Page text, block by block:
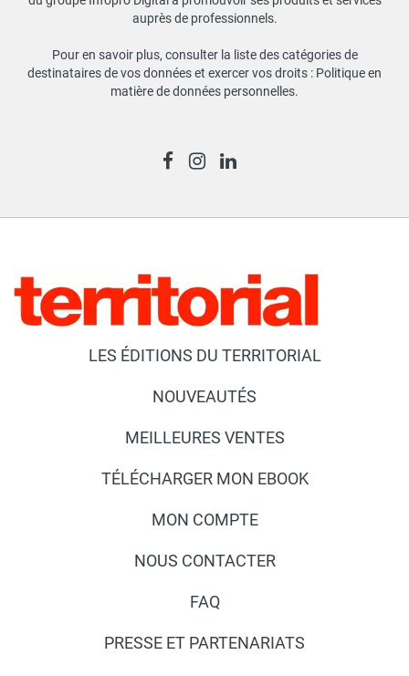
auprès de professionnels.
Pour en savoir plus, consulter la liste des catégories de
destinataires de vos données et exercer vos droits : Politique en
matière de données personnelles.
LES ÉDITIONS DU TERRITORIAL
NOUVEAUTÉS
MEILLEURES VENTES
TÉLÉCHARGER MON EBOOK
MON COMPTE
NOUS CONTACTER
FAQ
PRESSE ET PARTENARIATS